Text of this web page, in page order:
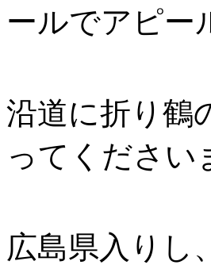
ールでアピー
沿道に折り鶴
ってください
広島県入りし